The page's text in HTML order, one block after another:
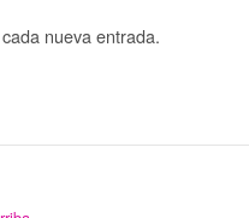
nueva entrada.